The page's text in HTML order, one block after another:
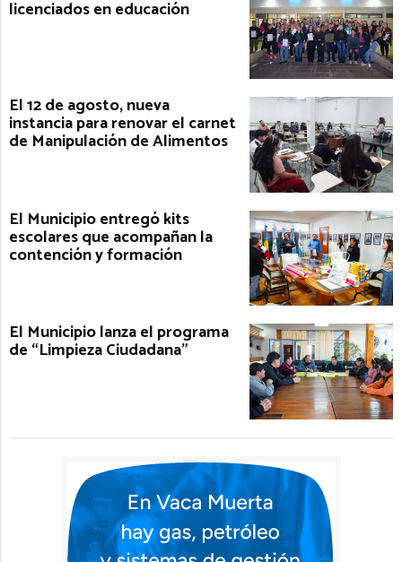
licenciados en educación
El 12 de agosto, nueva
instancia para renovar el carnet
de Manipulación de Alimentos
El Municipio entregó kits
escolares que acompañan la
contención y formación
El Municipio lanza el programa
de “Limpieza Ciudadana”